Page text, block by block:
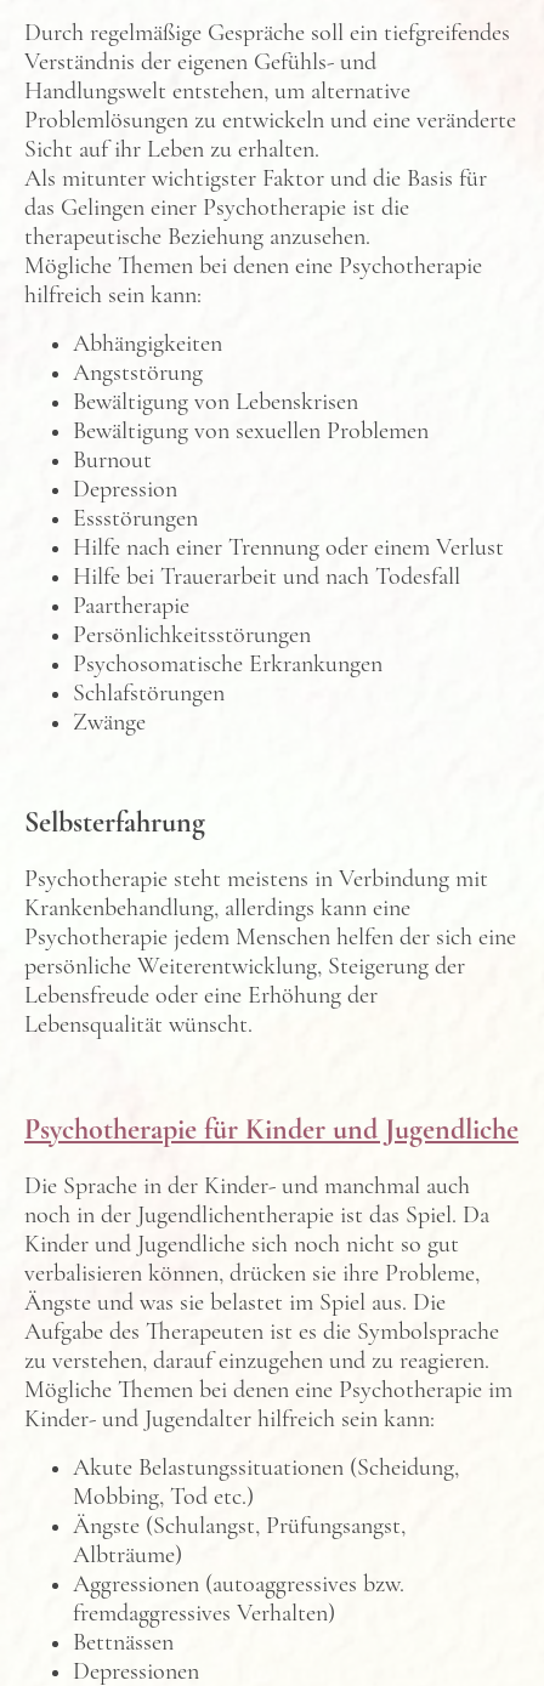
Durch regelmäßige Gespräche soll ein tiefgreifendes
Verständnis der eigenen Gefühls- und
Handlungswelt entstehen, um alternative
Problemlösungen zu entwickeln und eine veränderte
Sicht auf ihr Leben zu erhalten.
Als mitunter wichtigster Faktor und die Basis für
das Gelingen einer Psychotherapie ist die
therapeutische Beziehung anzusehen.
Mögliche Themen bei denen eine Psychotherapie
hilfreich sein kann:
Abhängigkeiten
Angststörung
Bewältigung von Lebenskrisen
Bewältigung von sexuellen Problemen
Burnout
Depression
Essstörungen
Hilfe nach einer Trennung oder einem Verlust
Hilfe bei Trauerarbeit und nach Todesfall
Paartherapie
Persönlichkeitsstörungen
Psychosomatische Erkrankungen
Schlafstörungen
Zwänge
Selbsterfahrung
Psychotherapie steht meistens in Verbindung mit
Krankenbehandlung, allerdings kann eine
Psychotherapie jedem Menschen helfen der sich eine
persönliche Weiterentwicklung, Steigerung der
Lebensfreude oder eine Erhöhung der
Lebensqualität wünscht.
Psychotherapie für Kinder und Jugendliche
Die Sprache in der Kinder- und manchmal auch
noch in der Jugendlichentherapie ist das Spiel. Da
Kinder und Jugendliche sich noch nicht so gut
verbalisieren können, drücken sie ihre Probleme,
Ängste und was sie belastet im Spiel aus. Die
Aufgabe des Therapeuten ist es die Symbolsprache
zu verstehen, darauf einzugehen und zu reagieren.
Mögliche Themen bei denen eine Psychotherapie im
Kinder- und Jugendalter hilfreich sein kann:
Akute Belastungssituationen (Scheidung,
Mobbing, Tod etc.)
Ängste (Schulangst, Prüfungsangst,
Albträume)
Aggressionen (autoaggressives bzw.
fremdaggressives Verhalten)
Bettnässen
Depressionen